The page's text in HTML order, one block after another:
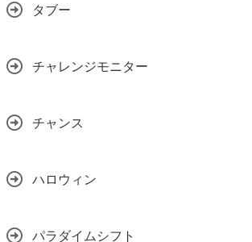
タブー
チャレンジモニター
チャンス
ハロウィン
パラダイムシフト